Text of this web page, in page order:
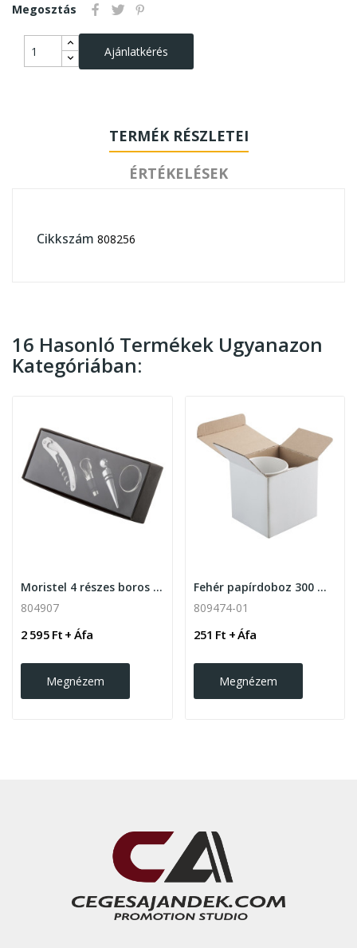
Megosztás
Ajánlatkérés
TERMÉK RÉSZLETEI
ÉRTÉKELÉSEK
Cikkszám 808256
16 Hasonló Termékek Ugyanazon
Kategóriában:
Moristel 4 részes boros szett
804907
2 595 Ft + Áfa
Megnézem
Fehér papírdoboz 300 ml-es bögréhez
809474-01
251 Ft + Áfa
Megnézem